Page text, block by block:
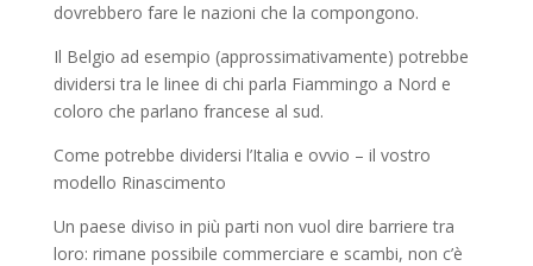
dovrebbero fare le nazioni che la compongono.
Il Belgio ad esempio (approssimativamente) potrebbe
dividersi tra le linee di chi parla Fiammingo a Nord e
coloro che parlano francese al sud.
Come potrebbe dividersi l’Italia e ovvio – il vostro
modello Rinascimento
Un paese diviso in più parti non vuol dire barriere tra
loro: rimane possibile commerciare e scambi, non c’è